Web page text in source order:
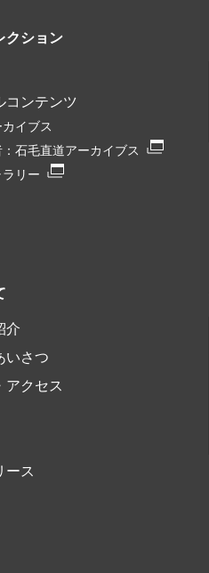
クション
コンテンツ
イブス
石毛直道アーカイブス
リー
介
いさつ
アクセス
ース